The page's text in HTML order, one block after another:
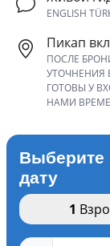
ENGLISH
Пикап
ПОСЛЕ
УТОЧНЕНИЯ
ГОТОВЫ У
НАМИ
Выберите
дату
1